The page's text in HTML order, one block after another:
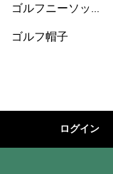
ゴルフニーソック
ゴルフ帽子
ログイン